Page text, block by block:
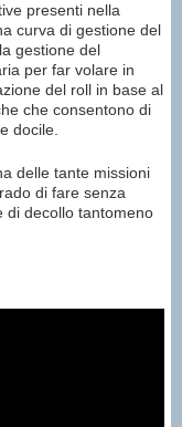
presenti nella
curva di gestione del
gestione del
per far volare in
del roll in base al
che consentono di
docile.
delle tante missioni
di fare senza
di decollo tantomeno